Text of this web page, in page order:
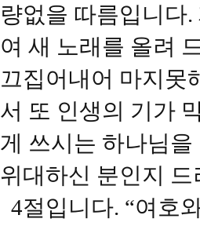
량없을 따름입니다
여 새 노래를 올려
끄집어내어 마지못
서 또 인생의 기가
게 쓰시는 하나님
위대하신 분인지
4절입니다. “여호